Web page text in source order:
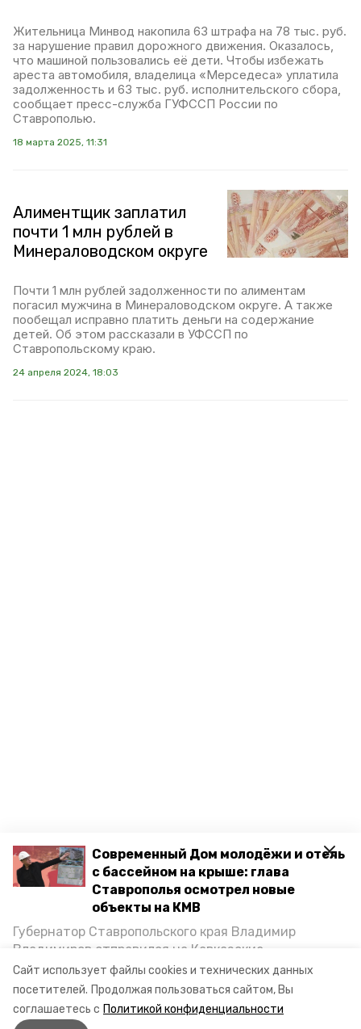
Сайт использует файлы cookies и технических данных
посетителей. Продолжая пользоваться сайтом, Вы
соглашаетесь с Политикой конфиденциальности
Современный Дом молодёжи и отель
с бассейном на крыше: глава
Ставрополья осмотрел новые
объекты на КМВ
Губернатор Ставропольского края Владимир
Владимиров отправился на Кавказские
Минеральные Воды, чтобы проинспектировать
строительство объектов в Кисловодске и
Минводах, а также выслушать предложения о
постройке новых точек притяжения для местных
Жительница Минвод накопила 63 штрафа на 78 тыс. руб.
за нарушение правил дорожного движения. Оказалось,
что машиной пользовались её дети. Чтобы избежать
ареста автомобиля, владелица «Мерседеса» уплатила
задолженность и 63 тыс. руб. исполнительского сбора,
сообщает пресс-служба ГУФССП России по
Ставрополью.
18 марта 2025, 11:31
Алиментщик заплатил
почти 1 млн рублей в
Минераловодском округе
Почти 1 млн рублей задолженности по алиментам
погасил мужчина в Минераловодском округе. А также
пообещал исправно платить деньги на содержание
детей. Об этом рассказали в УФССП по
Ставропольскому краю.
24 апреля 2024, 18:03